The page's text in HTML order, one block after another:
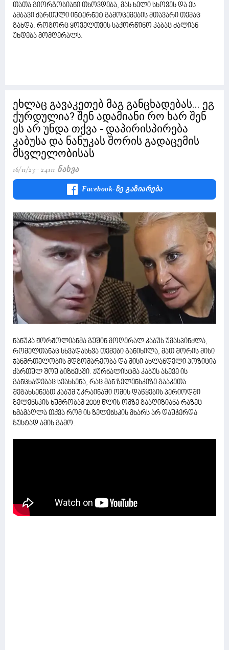
თათა გიორგობიანი თხოვდება, მას ხელი სხოვეს და ეს
ამბავი ქართული ინტერნეტ გამოცემების მთავარი თემაც
გახდა. როგორც ყოველთვის საქორწინო კაბაც ძალიან
უხდება მომღერალს.
ეხლაც გავაკეთებ მაგ განცხადებას... ეგ
ქურდულია? შენ ადამიანი რო ხარ შენ
ეს არ უნდა თქვა - დაპირისპირება
კაბუსა და ნანუკას შორის გადაცემის
მსვლელობისას
16/11/23 24111 Ნახვა
Facebook-Ზე Გაზიარება
ნანუკა ჟორჟოლიანმა გუშინ მოღერალ კაბუს უმასპინძლა,
რომელთანაც სხვადასხვა თემები განიხილა, მათ შორის მისი
ჯანმრთელობის მდგომარეობა და მისი ახლანდელი პოზიცია
ქართულ შოუ ბიზნესში. ჟურნალისტმა კაბუს ასევე ის
განცხადებაც სეახსენა, რაც მან ზელენსკიზე გააკეთა.
შეგახსენებთ კაბუმ უკრაინაში ომის დაწყების პერიოდში
ზელენსკის ხუმრობამ 2008 წლის ომზე გააღიზიანა რაზეც
ხმამაღლა თქვა რომ ის ზელენსკის მხარს არ დაუჭერდა
ზუსტად ამის გამო.